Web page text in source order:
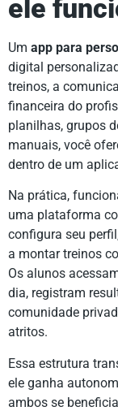
ele
Um app para
digital
treinos, a
financeira do
planilhas, grupos
manuais, você
dentro de um
Na prática,
uma plataforma
configura seu
a montar treinos
Os alunos
dia, registram
comunidade
atritos.
Essa estrutura
ele ganha
ambos se